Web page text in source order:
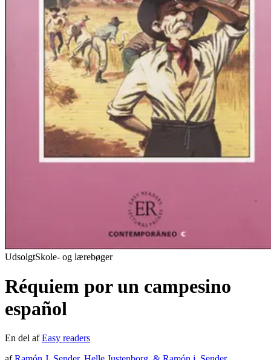
UdsolgtSkole- og lærebøger
Réquiem por un campesino
español
En del af Easy readers